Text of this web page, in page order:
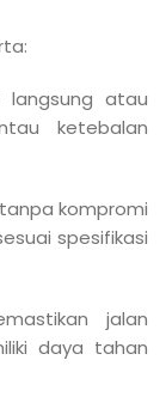
langsung atau
ketebalan
kompromi
spesifikasi
jalan
daya tahan